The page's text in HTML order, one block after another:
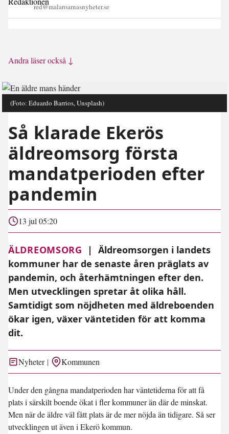
red@malaroarnasnyheter.se
Andra läser också ↓
(Foto: Eduardo Barrios, Unsplash)
Så klarade Ekerös
äldreomsorg första
mandatperioden efter
pandemin
13 jul 05:20
ÄLDREOMSORG |
Äldreomsorgen i landets
kommuner har de senaste åren präglats av
pandemin, och återhämtningen efter den.
Men utvecklingen spretar åt olika håll.
Samtidigt som nöjdheten med äldreboenden
ökar igen, växer väntetiden för att komma
dit.
Nyheter Kommunen
Under den gångna mandatperioden har väntetiderna för att få
plats i särskilt boende ökat i fler kommuner än där de minskat.
Men när de äldre väl fått plats är de mer nöjda än tidigare. Så ser
utvecklingen ut även i Ekerö kommun.